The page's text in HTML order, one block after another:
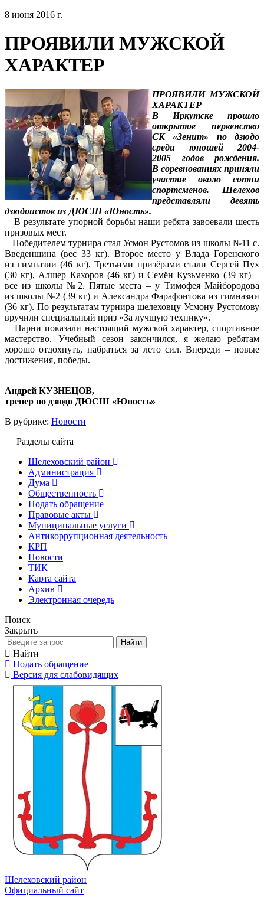
8 июня 2016 г.
ПРОЯВИЛИ МУЖСКОЙ
ХАРАКТЕР
ПРОЯВИЛИ МУЖСКОЙ
ХАРАКТЕР
В Иркутске прошло
открытое первенство
СК «Зенит» по дзюдо
среди юношей 2004-
2005 годов рождения.
В соревнованиях приняли
участие около сотни
спортсменов. Шелехов
представляли девять
дзюдоистов из ДЮСШ «Юность».
В результате упорной борьбы наши ребята завоевали шесть
призовых мест.
Победителем турнира стал Усмон Рустомов из школы №11 с.
Введенщина (вес 33 кг). Второе место у Влада Горенского
из гимназии (46 кг). Третьими призёрами стали Сергей Пух
(30 кг), Алшер Кахоров (46 кг) и Семён Кузьменко (39 кг) –
все из школы №2. Пятые места – у Тимофея Майбородова
из школы №2 (39 кг) и Александра Фарафонтова из гимназии
(36 кг). По результатам турнира шелеховцу Усмону Рустомову
вручили специальный приз «За лучшую технику».
Парни показали настоящий мужской характер, спортивное
мастерство. Учебный сезон закончился, я желаю ребятам
хорошо отдохнуть, набраться за лето сил. Впереди – новые
достижения, победы.
Андрей КУЗНЕЦОВ,
тренер по дзюдо ДЮСШ «Юность»
В рубрике: Новости
Разделы сайта
Шелеховский район
Администрация
Дума
Общественность
Подать обращение
Правовые акты
Муниципальные услуги
Антикоррупционная деятельность
КРП
Новости
ТИК
Карта сайта
Архив
Электронная очередь
Поиск
Закрыть
Найти
Найти
Подать обращение
Версия для слабовидящих
Шелеховский район
Официальный сайт